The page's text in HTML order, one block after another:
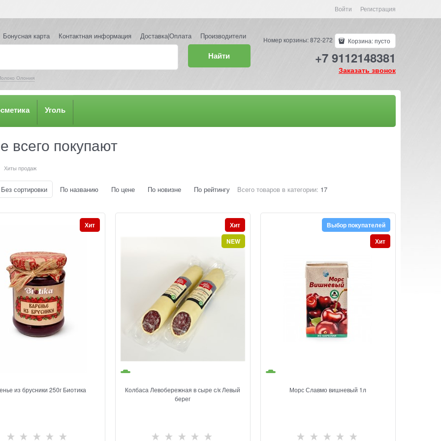
Войти Регистрация
Бонусная карта Контактная информация Доставка|Оплата Производители
Олония
Найти
Номер корзины: 872-272 Корзина:пусто
+7 9112148381
Заказать звонок
Уголь
всего покупают
Хиты продаж
Без сортировки По названию По цене По новизне По рейтингу Всего товаров в категории: 17
из брусники 250г Биотика
Хит
Колбаса Левобережная в сыре с/к Левый
берег
Хит
NEW
Морс Славмо вишневый 1л
Выбор покупателей
Хит